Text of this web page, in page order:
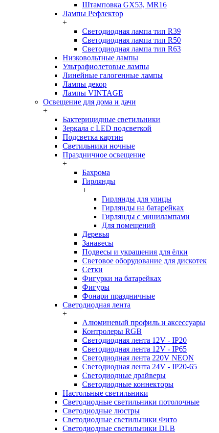
Штамповка GX53, MR16
Лампы Рефлектор
+
Светодиодная лампа тип R39
Светодиодная лампа тип R50
Светодиодная лампа тип R63
Низковольтные лампы
Ультрафиолетовые лампы
Линейные галогенные лампы
Лампы декор
Лампы VINTAGE
Освещение для дома и дачи
+
Бактерицидные светильники
Зеркала с LED подсветкой
Подсветка картин
Светильники ночные
Праздничное освещение
+
Бахрома
Гирлянды
+
Гирлянды для улицы
Гирлянды на батарейках
Гирлянды с минилампами
Для помещений
Деревья
Занавесы
Подвесы и украшения для ёлки
Световое оборудование для дискотек
Сетки
Фигурки на батарейках
Фигуры
Фонари праздничные
Светодиодная лента
+
Алюминевый профиль и аксессуары
Контролеры RGB
Светодиодная лента 12V - IP20
Светодиодная лента 12V - IP65
Светодиодная лента 220V NEON
Светодиодная лента 24V - IP20-65
Светодиодные драйверы
Светодиодные коннекторы
Настольные светильники
Светодиодные светильники потолочные
Светодиодные люстры
Светодиодные светильники Фито
Светодиодные светильники DLB